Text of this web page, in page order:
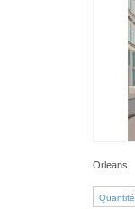
Orleans
Quantité